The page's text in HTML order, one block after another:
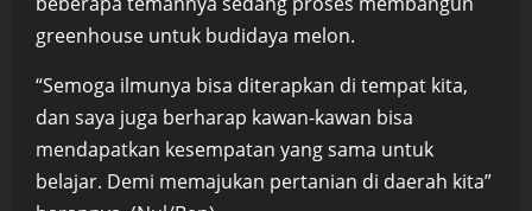
greenhouse untuk budidaya melon.
“Semoga ilmunya bisa diterapkan di tempat kita,
dan saya juga berharap kawan-kawan bisa
mendapatkan kesempatan yang sama untuk
belajar. Demi memajukan pertanian di daerah kita”